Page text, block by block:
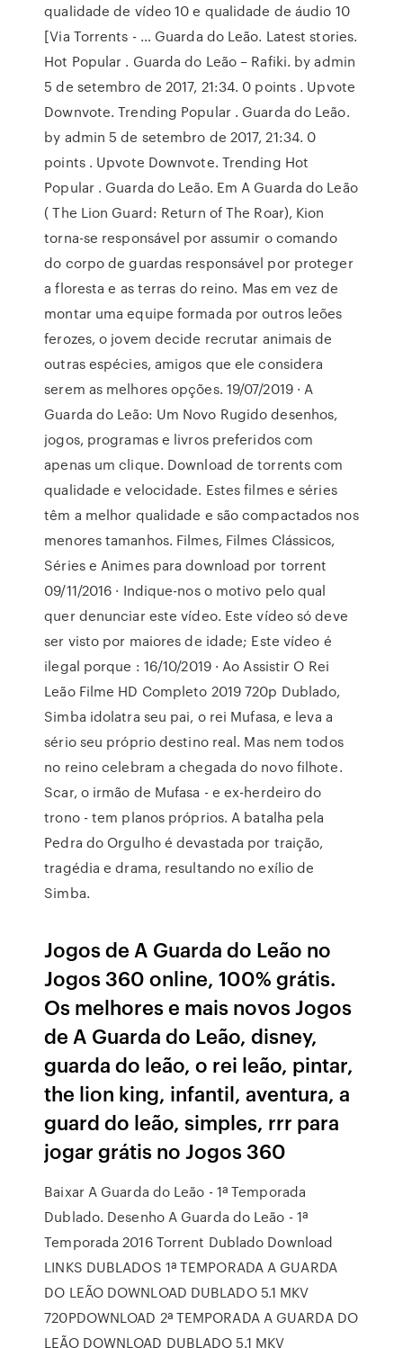
qualidade de vídeo 10 e qualidade de áudio 10
[Via Torrents - … Guarda do Leão. Latest stories.
Hot Popular . Guarda do Leão – Rafiki. by admin
5 de setembro de 2017, 21:34. 0 points . Upvote
Downvote. Trending Popular . Guarda do Leão.
by admin 5 de setembro de 2017, 21:34. 0
points . Upvote Downvote. Trending Hot
Popular . Guarda do Leão. Em A Guarda do Leão
( The Lion Guard: Return of The Roar), Kion
torna-se responsável por assumir o comando
do corpo de guardas responsável por proteger
a floresta e as terras do reino. Mas em vez de
montar uma equipe formada por outros leões
ferozes, o jovem decide recrutar animais de
outras espécies, amigos que ele considera
serem as melhores opções. 19/07/2019 · A
Guarda do Leão: Um Novo Rugido desenhos,
jogos, programas e livros preferidos com
apenas um clique. Download de torrents com
qualidade e velocidade. Estes filmes e séries
têm a melhor qualidade e são compactados nos
menores tamanhos. Filmes, Filmes Clássicos,
Séries e Animes para download por torrent
09/11/2016 · Indique-nos o motivo pelo qual
quer denunciar este vídeo. Este vídeo só deve
ser visto por maiores de idade; Este vídeo é
ilegal porque : 16/10/2019 · Ao Assistir O Rei
Leão Filme HD Completo 2019 720p Dublado,
Simba idolatra seu pai, o rei Mufasa, e leva a
sério seu próprio destino real. Mas nem todos
no reino celebram a chegada do novo filhote.
Scar, o irmão de Mufasa - e ex-herdeiro do
trono - tem planos próprios. A batalha pela
Pedra do Orgulho é devastada por traição,
tragédia e drama, resultando no exílio de
Simba.
Jogos de A Guarda do Leão no
Jogos 360 online, 100% grátis.
Os melhores e mais novos Jogos
de A Guarda do Leão, disney,
guarda do leão, o rei leão, pintar,
the lion king, infantil, aventura, a
guard do leão, simples, rrr para
jogar grátis no Jogos 360
Baixar A Guarda do Leão - 1ª Temporada
Dublado. Desenho A Guarda do Leão - 1ª
Temporada 2016 Torrent Dublado Download
LINKS DUBLADOS 1ª TEMPORADA A GUARDA
DO LEÃO DOWNLOAD DUBLADO 5.1 MKV
720PDOWNLOAD 2ª TEMPORADA A GUARDA DO
LEÃO DOWNLOAD DUBLADO 5.1 MKV